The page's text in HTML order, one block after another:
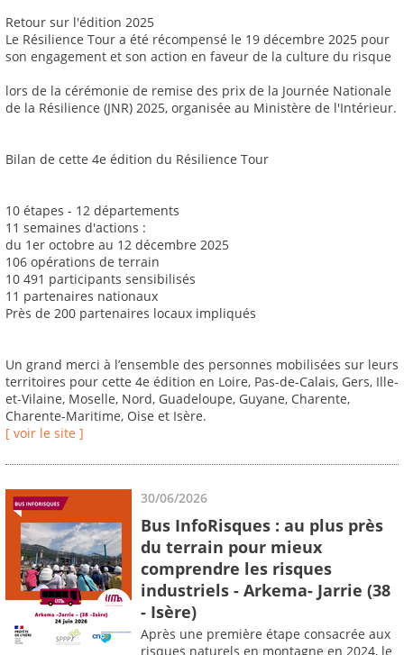
Retour sur l'édition 2025
Le Résilience Tour a été récompensé le 19 décembre 2025 pour
son engagement et son action en faveur de la culture du risque
lors de la cérémonie de remise des prix de la Journée Nationale
de la Résilience (JNR) 2025, organisée au Ministère de l'Intérieur.
Bilan de cette 4e édition du Résilience Tour
10 étapes - 12 départements
11 semaines d'actions :
du 1er octobre au 12 décembre 2025
106 opérations de terrain
10 491 participants sensibilisés
11 partenaires nationaux
Près de 200 partenaires locaux impliqués
Un grand merci à l’ensemble des personnes mobilisées sur leurs
territoires pour cette 4e édition en Loire, Pas-de-Calais, Gers, Ille-
et-Vilaine, Moselle, Nord, Guadeloupe, Guyane, Charente,
Charente-Maritime, Oise et Isère.
[ voir le site ]
30/06/2026
Bus InfoRisques : au plus près
du terrain pour mieux
comprendre les risques
industriels - Arkema- Jarrie (38
- Isère)
Après une première étape consacrée aux
risques naturels en montagne en 2024, le